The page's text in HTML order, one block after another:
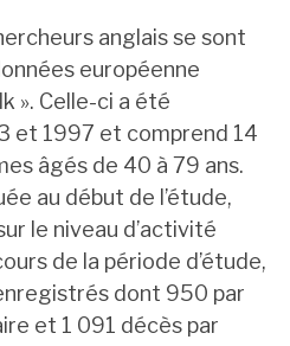
anglais se sont
européenne
». Celle-ci a été
et 1997 et comprend 14
âgés de 40 à 79 ans.
au début de l’étude,
le niveau d’activité
de la période d’étude,
dont 950 par
et 1 091 décès par